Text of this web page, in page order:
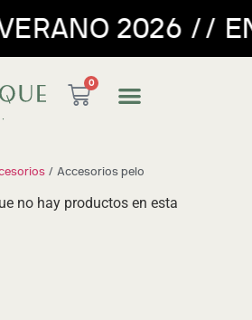
2026 //
0
/ Accesorios pelo
no hay productos en esta